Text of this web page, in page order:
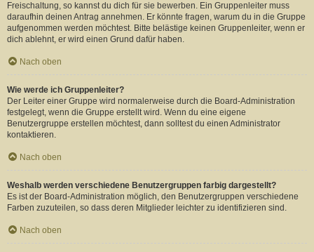
Freischaltung, so kannst du dich für sie bewerben. Ein Gruppenleiter muss
daraufhin deinen Antrag annehmen. Er könnte fragen, warum du in die Gruppe
aufgenommen werden möchtest. Bitte belästige keinen Gruppenleiter, wenn er
dich ablehnt, er wird einen Grund dafür haben.
Nach oben
Wie werde ich Gruppenleiter?
Der Leiter einer Gruppe wird normalerweise durch die Board-Administration
festgelegt, wenn die Gruppe erstellt wird. Wenn du eine eigene
Benutzergruppe erstellen möchtest, dann solltest du einen Administrator
kontaktieren.
Nach oben
Weshalb werden verschiedene Benutzergruppen farbig dargestellt?
Es ist der Board-Administration möglich, den Benutzergruppen verschiedene
Farben zuzuteilen, so dass deren Mitglieder leichter zu identifizieren sind.
Nach oben